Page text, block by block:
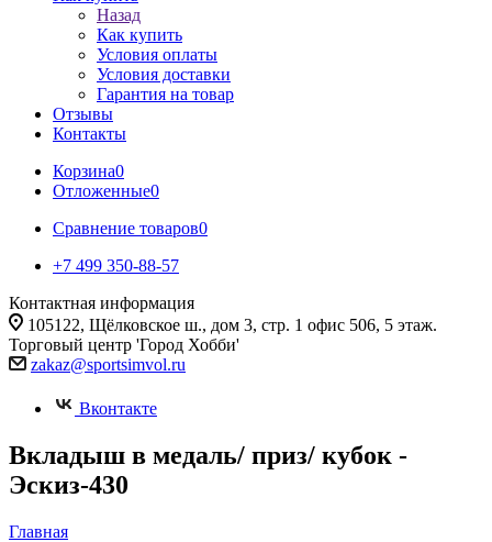
Назад
Как купить
Условия оплаты
Условия доставки
Гарантия на товар
Отзывы
Контакты
Корзина0
Отложенные0
Сравнение товаров0
+7 499 350-88-57
Контактная информация
105122, Щёлковское ш., дом 3, стр. 1 офис 506, 5 этаж.
Торговый центр 'Город Хобби'
zakaz@sportsimvol.ru
Вконтакте
Вкладыш в медаль/ приз/ кубок -
Эскиз-430
Главная